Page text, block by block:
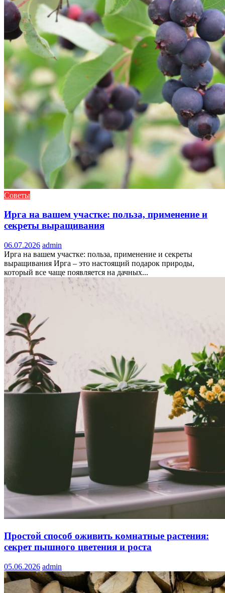
Советы
Ирга на вашем участке: польза, применение и
секреты выращивания
06.07.2026 admin
Ирга на вашем участке: польза, применение и секреты
выращивания Ирга – это настоящий подарок природы,
который все чаще появляется на дачных...
Простой способ оживить комнатные растения:
секрет пышного цветения и роста
05.06.2026 admin